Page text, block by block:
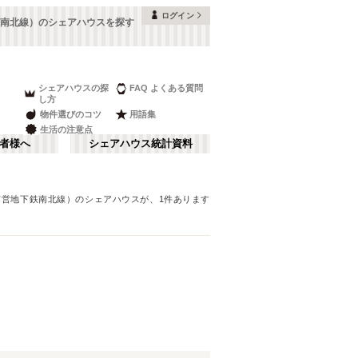
北線）のシェアハウスを探す
ログイン
シェアハウスの探
し方
FAQ よくある質問
物件選びのコツ
用語集
生活の注意点
様へ シェアハウス統計資料
地下鉄南北線）のシェアハウスが、 1件あります